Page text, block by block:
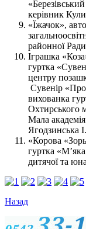
керівник
«Їжачок»,
районної
Іграшка
гуртка
центру
Сувенір
вихованка
Охтирського
Мала
Ягодзинська
«Корова
гуртка
дитячої та
Назад